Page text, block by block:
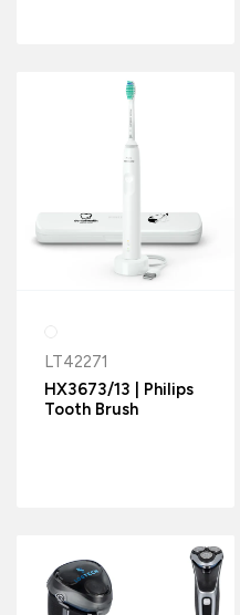
LT42271
HX3673/13 | Philips
Tooth Brush